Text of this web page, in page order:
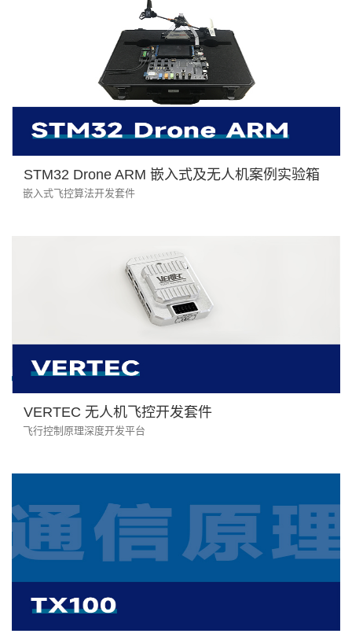
STM32 Drone ARM 嵌入式及无人机案例实验箱
嵌入式飞控算法开发套件
VERTEC 无人机飞控开发套件
飞行控制原理深度开发平台